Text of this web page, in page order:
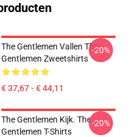
The Gentlemen Vallen The
Gentlemen Zweetshirts
€ 37,67 - € 44,11
-20%
The Gentlemen Kijk. The
Gentlemen T-Shirts
-20%